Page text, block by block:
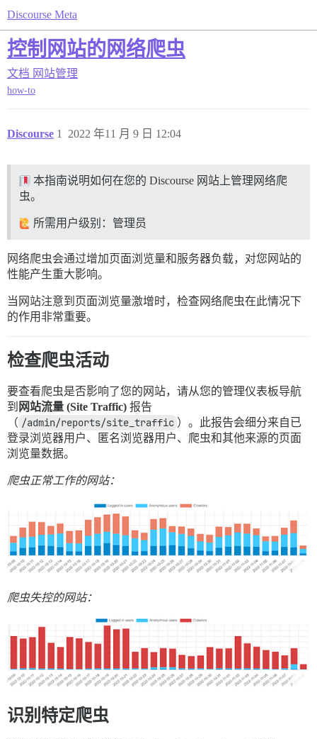
Discourse Meta
控制网站的网络爬虫
文档 网站管理
how-to
Discourse 2022 年11 月 9 日 12:04
1
本指南说明如何在您的 Discourse 网站上管理网络爬
虫。
所需用户级别：管理员
网络爬虫会通过增加页面浏览量和服务器负载，对您网站的
性能产生重大影响。
当网站注意到页面浏览量激增时，检查网络爬虫在此情况下
的作用非常重要。
检查爬虫活动
要查看爬虫是否影响了您的网站，请从您的管理仪表板导航
到 网站流量 (Site Traffic) 报告
（ /admin/reports/site_traffic ）。此报告会细分来自已
登录浏览器用户、匿名浏览器用户、爬虫和其他来源的页面
浏览量数据。
爬虫正常工作的网站：
爬虫失控的网站：
识别特定爬虫